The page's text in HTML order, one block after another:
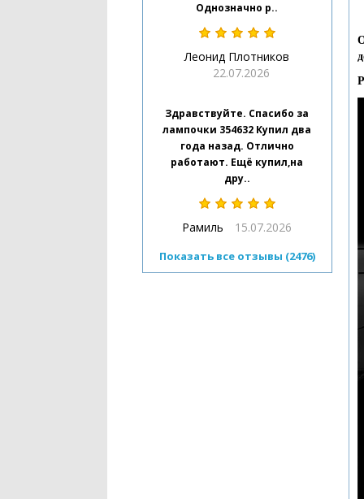
Однозначно р..
Леонид Плотников
22.07.2026
Здравствуйте. Спасибо за
лампочки 354632 Купил два
года назад. Отлично
работают. Ещё купил,на
дру..
Рамиль 15.07.2026
Показать все отзывы (2476)